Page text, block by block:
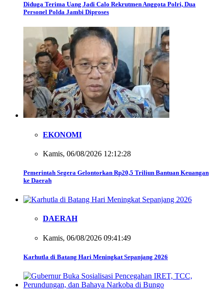
Diduga Terima Uang Jadi Calo Rekrutmen Anggota Polri, Dua
Personel Polda Jambi Diproses
EKONOMI
Kamis, 06/08/2026 12:12:28
Pemerintah Segera Gelontorkan Rp20,5 Triliun Bantuan Keuangan
ke Daerah
DAERAH
Kamis, 06/08/2026 09:41:49
Karhutla di Batang Hari Meningkat Sepanjang 2026